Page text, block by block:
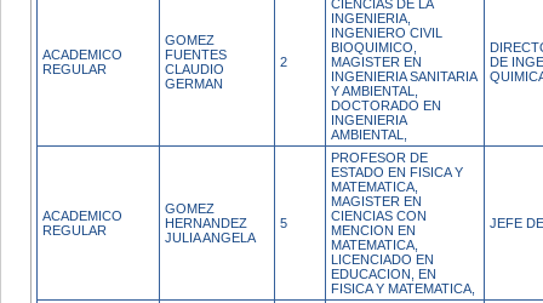
ACADEMICO
REGULAR
GOMEZ
FUENTES
CLAUDIO
GERMAN
2
CIENCIAS DE LA
INGENIERIA,
INGENIERO CIVIL
BIOQUIMICO,
MAGISTER EN
INGENIERIA SANITARIA
Y AMBIENTAL,
DOCTORADO EN
INGENIERIA
AMBIENTAL,
DE
ACADEMICO
REGULAR
GOMEZ
HERNANDEZ
JULIA ANGELA
5
PROFESOR DE
ESTADO EN FISICA Y
MATEMATICA,
MAGISTER EN
CIENCIAS CON
MENCION EN
MATEMATICA,
LICENCIADO EN
EDUCACION, EN
FISICA Y MATEMATICA,
JEFE